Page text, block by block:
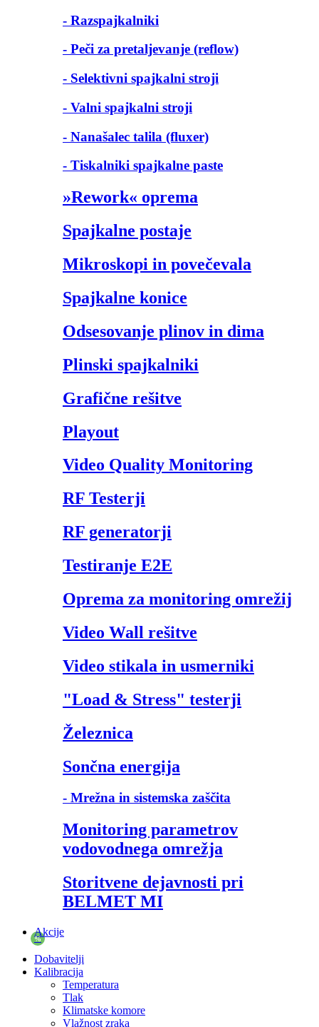
- Razspajkalniki
- Peči za pretaljevanje (reflow)
- Selektivni spajkalni stroji
- Valni spajkalni stroji
- Nanašalec talila (fluxer)
- Tiskalniki spajkalne paste
»Rework« oprema
Spajkalne postaje
Mikroskopi in povečevala
Spajkalne konice
Odsesovanje plinov in dima
Plinski spajkalniki
Grafične rešitve
Playout
Video Quality Monitoring
RF Testerji
RF generatorji
Testiranje E2E
Oprema za monitoring omrežij
Video Wall rešitve
Video stikala in usmerniki
"Load & Stress" testerji
Železnica
Sončna energija
- Mrežna in sistemska zaščita
Monitoring parametrov
vodovodnega omrežja
Storitvene dejavnosti pri
BELMET MI
Akcije
%
Dobavitelji
Kalibracija
Temperatura
Tlak
Klimatske komore
Vlažnost zraka